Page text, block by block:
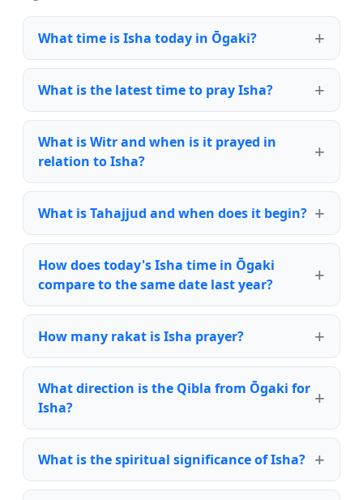
What time is Isha today in Ōgaki?
What is the latest time to pray Isha?
What is Witr and when is it prayed in
relation to Isha?
What is Tahajjud and when does it begin?
How does today's Isha time in Ōgaki
compare to the same date last year?
How many rakat is Isha prayer?
What direction is the Qibla from Ōgaki for
Isha?
What is the spiritual significance of Isha?